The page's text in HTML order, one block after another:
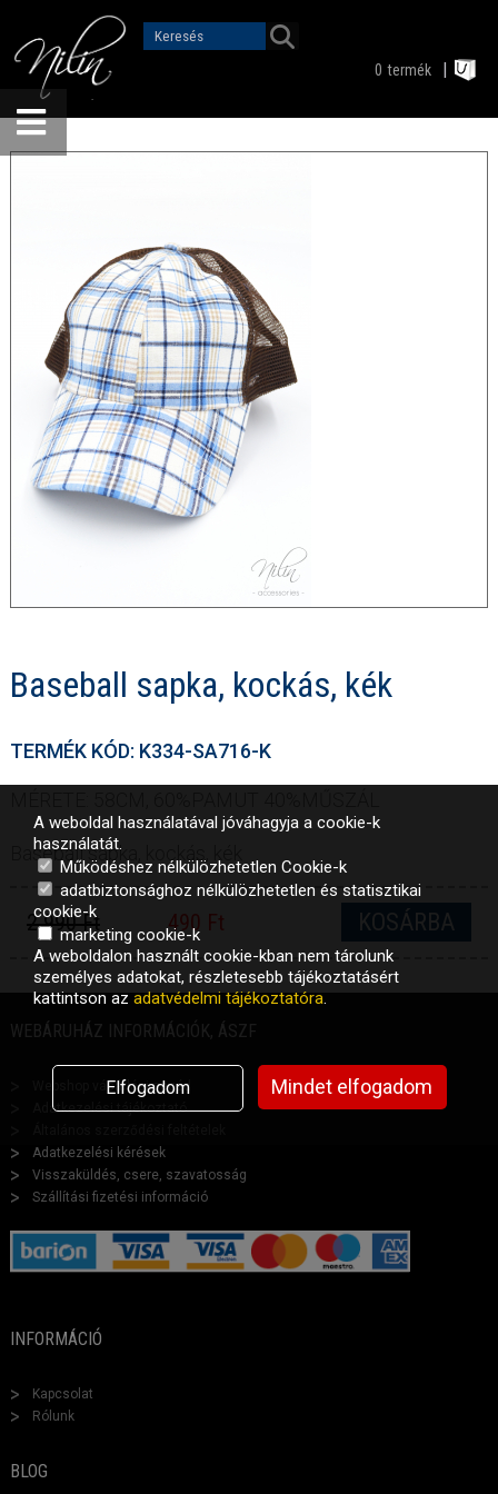
0 termék
Baseball sapka, kockás, kék
TERMÉK KÓD: K334-SA716-K
Baseball sapka, kockás, kék
2 990 Ft 490 Ft KOSÁRBA
WEBÁRUHÁZ INFORMÁCIÓK, ÁSZF
Webshop vásárlási segéd
Adatkezelési tájékoztató
Adatkezelési kérések
Visszaküldés, csere, szavatosság
Szállítási fizetési információ
INFORMÁCIÓ
Kapcsolat
Rólunk
BLOG
A weboldal használatával jóváhagyja a cookie-k
használatát.
Működéshez nélkülözhetetlen Cookie-k
adatbiztonsághoz nélkülözhetetlen és statisztikai
cookie-k
marketing cookie-k
A weboldalon használt cookie-kban nem tárolunk
személyes adatokat, részletesebb tájékoztatásért
kattintson azadatvédelmi tájékoztatóra.
Elfogadom Mindet elfogadom